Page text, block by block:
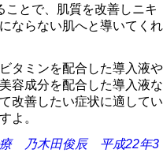
とで、肌質を改善しニキ
ならない肌へと導いてくれ
タミンを配合した導入液や
容成分を配合した導入液な
改善したい症状に適してい
よ。
療 乃木田俊辰 平成22年3